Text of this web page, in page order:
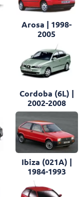
Arosa | 1998-
2005
Cordoba (6L) |
2002-2008
Ibiza (021A) |
1984-1993